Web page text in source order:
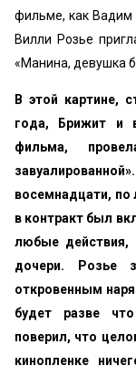
фильме, как Вадим
Вилли Розье
«Манина, девушка
В этой картине,
года, Брижит и
фильма,
восемнадцати, по
в контракт был
любые действия,
дочери.
Розье
откровенным
будет разве
поверил, что
кинопленке